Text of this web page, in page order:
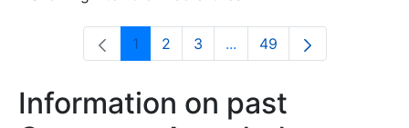
Page
1 Page
2 Page
3 ...Intermediate Pages Use
Page
49
Information on past